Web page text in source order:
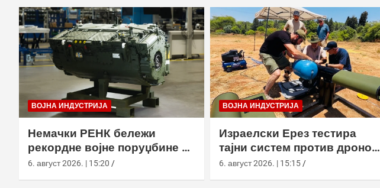
ВОЈНА ИНДУСТРИЈА
Немачки РЕНК бележи
рекордне војне поруџбине у
2026. години
6. август 2026. | 15:20
ВОЈНА ИНДУСТРИЈА
Израелски Ерез тестира
тајни систем против дронова
са капсулом и лансером
6. август 2026. | 15:15